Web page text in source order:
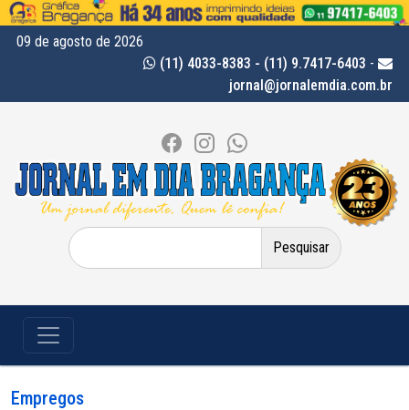
09 de agosto de 2026
(11) 4033-8383 - (11) 9.7417-6403 -
jornal@jornalemdia.com.br
Pesquisar
por:
Empregos